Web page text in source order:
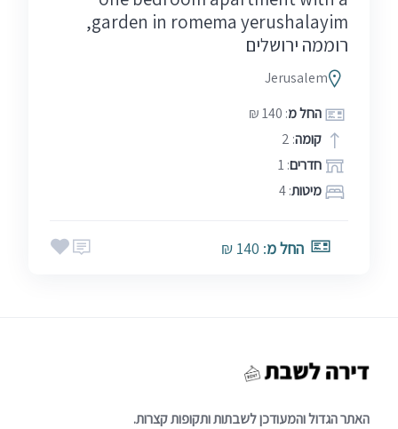
garden in romema yerushalayim,
רוממה ירושלים
Jerusalem
החל מ: 140 ₪
קומה: 2
חדרים: 1
מיטות: 4
החל מ: 140 ₪
האתר הגדול והמעודכן לשבתות ותקופות קצרות.